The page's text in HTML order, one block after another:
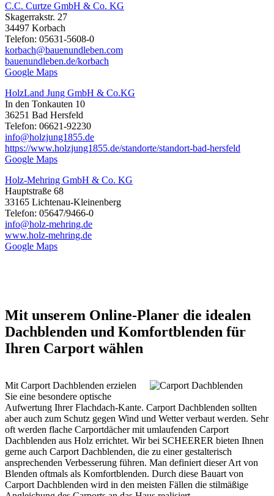
C.C. Curtze GmbH & Co. KG
Skagerrakstr. 27
34497 Korbach
Telefon: 05631-5608-0
korbach@bauenundleben.com
bauenundleben.de/korbach
Google Maps
HolzLand Jung GmbH & Co.KG
In den Tonkauten 10
36251 Bad Hersfeld
Telefon: 06621-92230
info@holzjung1855.de
https://www.holzjung1855.de/standorte/standort-bad-hersfeld
Google Maps
Holz-Mehring GmbH & Co. KG
Hauptstraße 68
33165 Lichtenau-Kleinenberg
Telefon: 05647/9466-0
info@holz-mehring.de
www.holz-mehring.de
Google Maps
Mit unserem Online-Planer die idealen
Dachblenden und Komfortblenden für
Ihren Carport wählen
Mit Carport Dachblenden erzielen
Sie eine besondere optische
Aufwertung Ihrer Flachdach-Kante. Carport Dachblenden sollten
aber auch zum Schutz gegen Wind und Wetter verbaut werden. Sehr
oft werden flache Carportdächer mit umlaufenden Carport
Dachblenden aus Holz errichtet. Wir bei SCHEERER bieten Ihnen
gerne auch Carport Dachblenden, die zu einer gestalterisch
ansprechenden Verbesserung führen. Man definiert dieser Art von
Blenden oftmals als Komfortblenden. Durch diese Bauart von
Carport Dachblenden wird in den meisten Fällen die stilmäßige